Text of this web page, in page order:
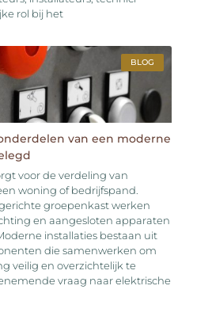
rol bij het
BLOG
van een moderne
voor de verdeling van
woning of bedrijfspand.
groepenkast werken
en aangesloten apparaten
installaties bestaan uit
die samenwerken om
veilig en overzichtelijk te
vraag naar elektrische